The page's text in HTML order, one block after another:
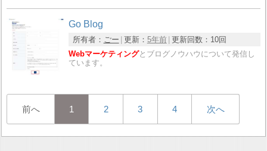
Go Blog
所有者： ごー 更新： 5年前 更新回数： 10回
Webマーケティングとブログノウハウについて発信し
ています。
前へ 1 2 3 4 次へ